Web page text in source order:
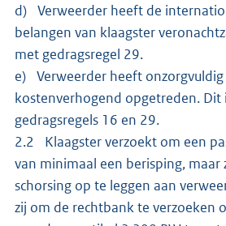
d) Verweerder heeft de
belangen van klaagster
met gedragsregel 29.
e) Verweerder heeft onzorgvuldig
kostenverhogend opgetreden. Dit
gedragsregels 16 en 29.
2.2 Klaagster verzoekt om een
van minimaal een berisping, maar
schorsing op te leggen aan
zij om de rechtbank te verzoeken